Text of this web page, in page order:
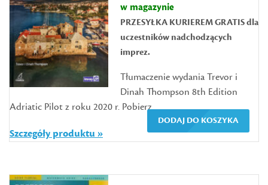
DODAJ DO KOSZYKA
w magazynie
PRZESYŁKA KURIEREM GRATIS dla
uczestników nadchodzących
imprez.
Tłumaczenie wydania Trevor i
Dinah Thompson 8th Edition
Adriatic Pilot z roku 2020 r. Pobierz...
Szczegóły produktu »